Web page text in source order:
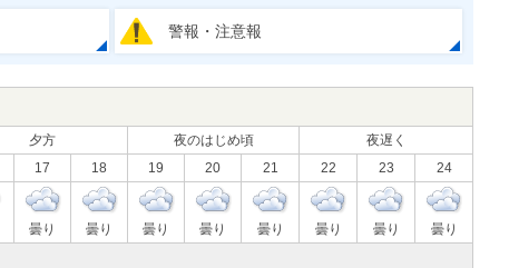
警報・注意報
夕方 夜のはじめ頃
夜遅く
17 18 19 20 21 22 23 24
曇り 曇り 曇り 曇り 曇り 曇り 曇り 曇り